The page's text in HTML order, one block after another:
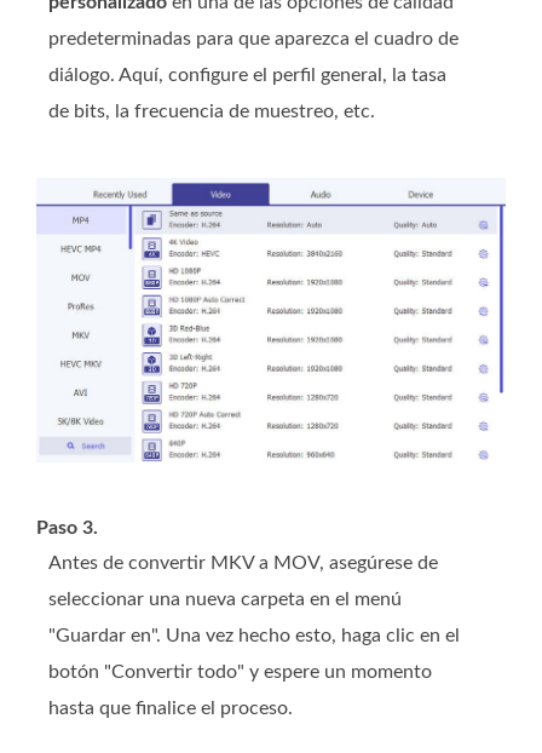
predeterminadas para que aparezca el cuadro de
diálogo. Aquí, configure el perfil general, la tasa
de bits, la frecuencia de muestreo, etc.
Paso 3.
Antes de convertir MKV a MOV, asegúrese de
seleccionar una nueva carpeta en el menú
"Guardar en". Una vez hecho esto, haga clic en el
botón "Convertir todo" y espere un momento
hasta que finalice el proceso.